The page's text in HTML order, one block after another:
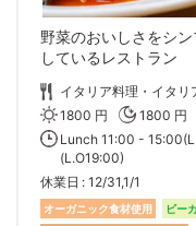
野菜のおいしさをシ
しているレストラン
イタリア料理・イタリ
1800 円
1800 円
Lunch 11:00 -
(L.O19:00)
休業日
12/31,1/1
オーガニック食材使用 ビー